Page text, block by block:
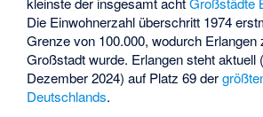
Die Einwohnerzahl überschritt 1974
Grenze von 100.000, wodurch Erlangen
Großstadt wurde. Erlangen steht aktuell
Dezember 2024) auf Platz 69 der
Deutschlands.